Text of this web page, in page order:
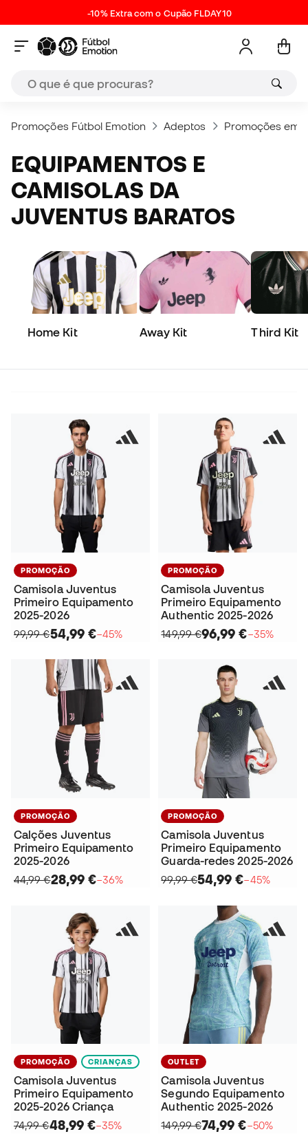
-10% Extra com o Cupão FLDAY10
Promoções Fútbol Emotion Adeptos Promoções em
EQUIPAMENTOS E
CAMISOLAS DA
JUVENTUS BARATOS
Home Kit Away Kit Third Kit
PROMOÇÃO
Camisola Juventus
Primeiro Equipamento
2025-2026
99,99 €54,99 €−45%
PROMOÇÃO
Camisola Juventus
Primeiro Equipamento
Authentic 2025-2026
149,99 €96,99 €−35%
PROMOÇÃO
Calções Juventus
Primeiro Equipamento
2025-2026
44,99 €28,99 €−36%
PROMOÇÃO
Camisola Juventus
Primeiro Equipamento
Guarda-redes 2025-2026
99,99 €54,99 €−45%
PROMOÇÃO CRIANÇAS
Camisola Juventus
Primeiro Equipamento
2025-2026 Criança
74,99 €48,99 €−35%
OUTLET
Camisola Juventus
Segundo Equipamento
Authentic 2025-2026
149,99 €74,99 €−50%